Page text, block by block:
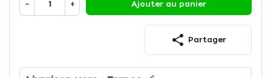
− + Ajouter au panier
share Partager